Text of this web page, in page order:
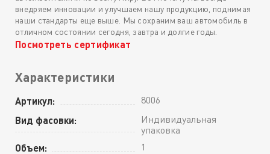
внедряем инновации и улучшаем нашу продукцию, поднимая
наши стандарты еще выше. Мы сохраним ваш автомобиль в
отличном состоянии сегодня, завтра и долгие годы.
Посмотреть сертификат
Характеристики
Артикул: 8006
Вид фасовки:
Индивидуальная
упаковка
Объем: 1